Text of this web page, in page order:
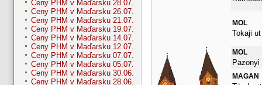
Ceny PHM v Maďarsku 28.07.
Ceny PHM v Maďarsku 26.07.
Ceny PHM v Maďarsku 21.07.
Ceny PHM v Maďarsku 19.07.
Ceny PHM v Maďarsku 14.07.
Ceny PHM v Maďarsku 12.07.
Ceny PHM v Maďarsku 07.07.
Ceny PHM v Maďarsku 05.07.
Ceny PHM v Maďarsku 30.06.
Ceny PHM v Maďarsku 28.06.
MOL
Tokaji
MOL
Pazonyi
MAGAN